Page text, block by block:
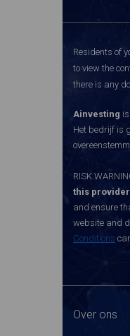
Residents of
to view the
there is any
Ainvesting
Het bedrijf is
RISK
this
and ensure
website and
Conditions
Over ons